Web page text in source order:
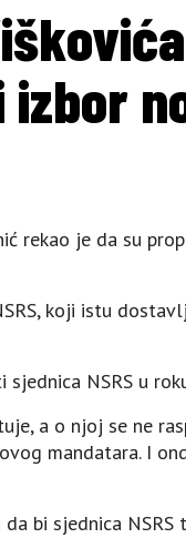
rekao je da su
koji istu
NSRS u
a o njoj se ne
mandatara. I
bi sjednica